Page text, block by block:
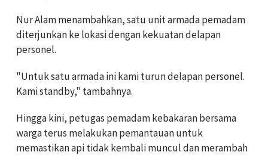
Nur Alam menambahkan, satu unit armada pemadam
diterjunkan ke lokasi dengan kekuatan delapan
personel.
"Untuk satu armada ini kami turun delapan personel.
Kami standby," tambahnya.
Hingga kini, petugas pemadam kebakaran bersama
warga terus melakukan pemantauan untuk
memastikan api tidak kembali muncul dan merambah